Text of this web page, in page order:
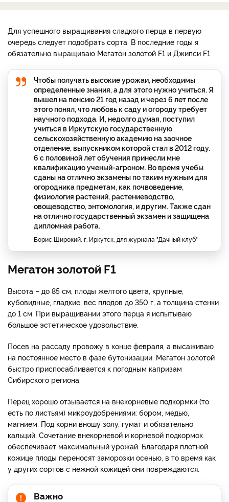
Для успешного выращивания сладкого перца в первую
очередь следует подобрать сорта. В последние годы я
обязательно выращиваю Мегатон золотой F1 и Джипси F1.
Чтобы получать высокие урожаи, необходимы
определенные знания, а для этого нужно учиться. Я
вышел на пенсию 21 год назад и через 6 лет после
этого понял, что любовь к саду и огороду требует
научного подхода. И, недолго думая, поступил
учиться в Иркутскую государственную
сельскохозяйственную академию на заочное
отделение, выпускником которой стал в 2012 году.
6 с половиной лет обучения принесли мне
квалификацию ученый-агроном. Во время учебы
сданы на отлично экзамены по таким нужным для
огородника предметам, как почвоведение,
физиология растений, растениеводство,
овощеводство, энтомология, и другим. Также сдан
на отлично государственный экзамен и защищена
дипломная работа.
Борис Широкий, г. Иркутск, для журнала "Дачный клуб"
Мегатон золотой F1
Высота – до 85 см, плоды желтого цвета, крупные,
кубовидные, гладкие, вес плодов до 350 г, а толщина стенки
до 1 см. При выращивании этого перца я испытываю
большое эстетическое удовольствие.
Посев на рассаду провожу в конце февраля, а высаживаю
на постоянное место в фазе бутонизации. Мегатон золотой
быстро приспосабливается к погодным капризам
Сибирского региона.
Перец хорошо отзывается на внекорневые подкормки (то
есть по листьям) микроудобрениями: бором, медью,
магнием. Под корни вношу золу, гумат и обязательно
кальций. Сочетание внекорневой и корневой подкормок
обеспечивает максимальный урожай. Благодаря плотной
кожице плоды переносят заморозки осенью, в то время как
у других сортов с нежной кожицей они повреждаются.
Важно